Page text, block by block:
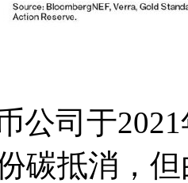
司于2021
碳抵消，